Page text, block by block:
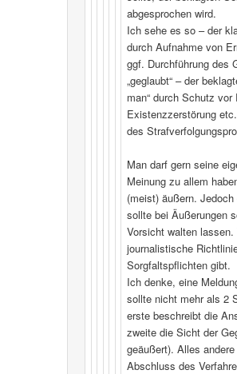
abgesprochen wird.
Ich sehe es so – der
durch Aufnahme von
ggf. Durchführung des
„geglaubt“ – der
man“ durch Schutz vor
Existenzzerstörung
des
Man darf gern seine
Meinung zu allem
(meist) äußern.
sollte bei Äußerungen
Vorsicht walten lassen.
journalistische
Sorgfaltspflichten gibt.
Ich denke, eine
sollte nicht mehr als 2
erste beschreibt die
zweite die Sicht der
geäußert). Alles
Abschluss des